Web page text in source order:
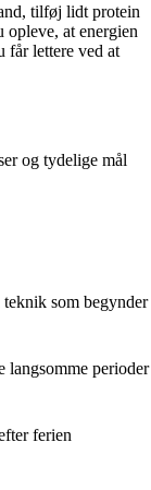
tilføj lidt protein
at energien
får lettere ved at
og tydelige mål
som begynder
langsomme perioder
ferien